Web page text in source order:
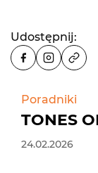
Udostępnij:
Poradniki
TONES
24.02.2026